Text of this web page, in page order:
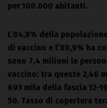
per 100.000 abitanti.
L’84,8% della
di vaccino e l’80,9% ha
sono 7,4 milioni le
vaccino: tra queste 2,46
693 mila della fascia 12-
50. Tasso di copertura